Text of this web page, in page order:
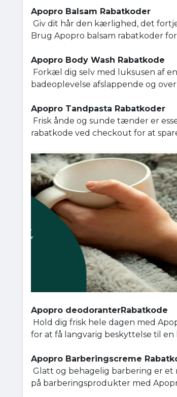
Apopro Balsam Rabatkoder
Giv dit hår den kærlighed, det
Brug Apopro balsam rabatkoder
Apopro Body Wash Rabatkode
Forkæl dig selv med luksusen af
badeoplevelse afslappende og
Apopro Tandpasta Rabatkoder
Frisk ånde og sunde tænder er
rabatkode ved checkout for at
Apopro deodoranterRabatkode
Hold dig frisk hele dagen med
for at få langvarig beskyttelse til en
Apopro Barberingscreme
Glatt og behagelig barbering er
på barberingsprodukter med